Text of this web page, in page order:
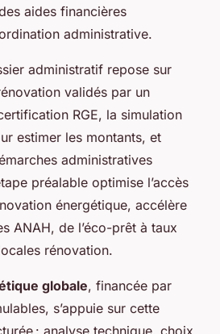
aides financières
administrative.
administratif repose sur
validés par un
RGE, la simulation
estimer les montants, et
administratives
préalable optimise l’accès
énergétique, accélère
ANAH, de l’éco-prêt à taux
rénovation.
globale, financée par
s’appuie sur cette
: analyse technique, choix